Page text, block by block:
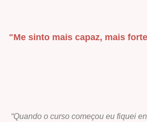
"Me sinto mais capaz, mais
“Quando o curso começou eu fiquei